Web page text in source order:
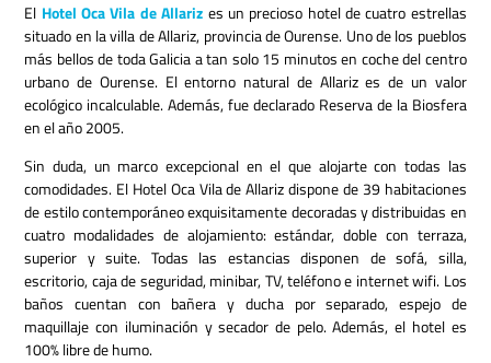
El Hotel Oca Vila de Allariz es un precioso hotel de cuatro estrellas
situado en la villa de Allariz, provincia de Ourense. Uno de los pueblos
más bellos de toda Galicia a tan solo 15 minutos en coche del centro
urbano de Ourense. El entorno natural de Allariz es de un valor
ecológico incalculable. Además, fue declarado Reserva de la Biosfera
en el año 2005.
Sin duda, un marco excepcional en el que alojarte con todas las
comodidades. El Hotel Oca Vila de Allariz dispone de 39 habitaciones
de estilo contemporáneo exquisitamente decoradas y distribuidas en
cuatro modalidades de alojamiento: estándar, doble con terraza,
superior y suite. Todas las estancias disponen de sofá, silla,
escritorio, caja de seguridad, minibar, TV, teléfono e internet wifi. Los
baños cuentan con bañera y ducha por separado, espejo de
maquillaje con iluminación y secador de pelo. Además, el hotel es
100% libre de humo.